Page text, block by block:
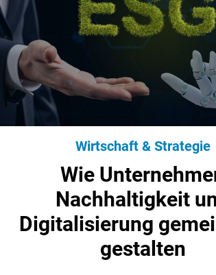
Wirtschaft & Strategie
Wie
Nachhaltigkeit
Digitalisierung
gestalten